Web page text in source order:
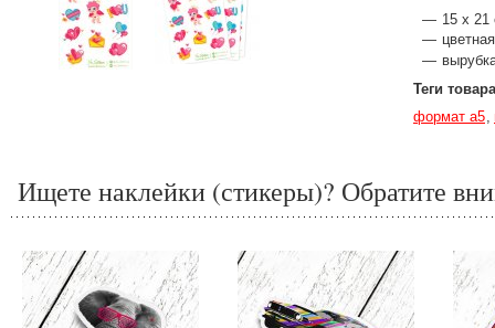
15 х
Теги товара
формат а5
Ищете наклейки (стикеры)? Обратите